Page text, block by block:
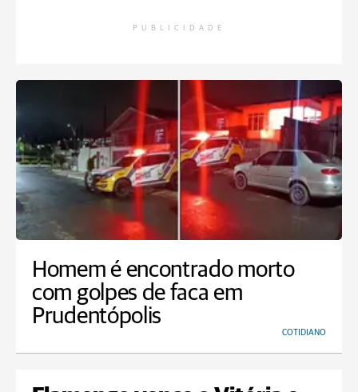
PUBLICIDADE
Homem é encontrado morto
com golpes de faca em
Prudentópolis
COTIDIANO